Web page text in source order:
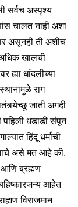
सर्वच अस्पृश्य
चालत नाही अशा
असूनही ती अशीच
अधिक खालची
ह्या धांदलीच्या
राग
जाती अगदी
धडाडी संपून
हिंदू धर्माची
असे मत आहे की,
आणि ब्रह्मण
आहेत
विराजमान